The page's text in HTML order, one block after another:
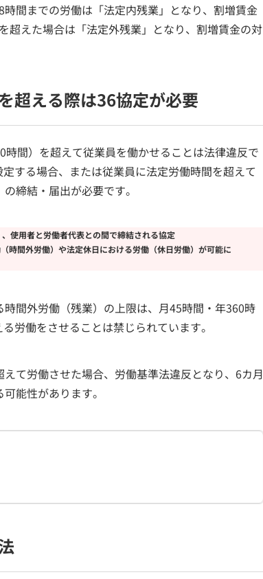
間までの労働は「法定内残業」となり、割増賃金
超えた場合は「法定外残業」となり、割増賃金の対
超える際は36協定が必要
間）を超えて従業員を働かせることは法律違反で
する場合、または従業員に法定労働時間を超えて
の締結・届出が必要です。
使用者と労働者代表との間で締結される協定
時間外労働）や法定休日における労働（休日労働）が可能に
間外労働（残業）の上限は、月45時間・年360時
労働をさせることは禁じられています。
て労働させた場合、労働基準法違反となり、6カ月
能性があります。